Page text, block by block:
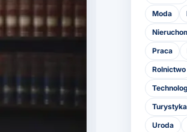
Moda
Praca
Rolnictwo
Turystyka
Uroda